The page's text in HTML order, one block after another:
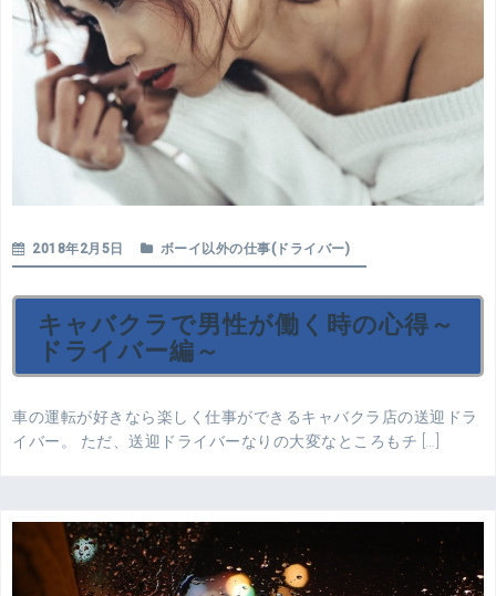
2018年2月5日 ボーイ以外の仕事(ドライバー)
キャバクラで男性が働く時の心得～
ドライバー編～
車の運転が好きなら楽しく仕事ができるキャバクラ店の送迎ドラ
イバー。 ただ、送迎ドライバーなりの大変なところもチ […]